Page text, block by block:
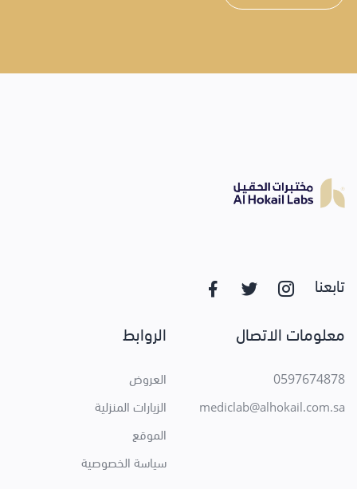
تابعنا
معلومات الاتصال
0597674878
mediclab@alhokail.com.sa
الروابط
العروض
الزيارات المنزلية
الموقع
سياسة الخصوصية